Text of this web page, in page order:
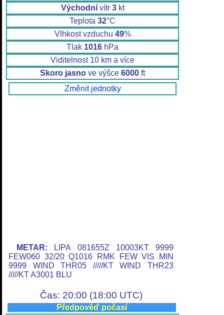
Východnívítr 3kt
Teplota 32°C
Vlhkost vzduchu 49%
Tlak 1016 hPa
Viditelnost 10 km a více
Skoro jasno ve výšce 6000 ft
Změnit jednotky
METAR: LIPA 081655Z 10003KT 9999
FEW060 32/20 Q1016 RMK FEW VIS MIN
9999 WIND THR05 /////KT WIND THR23
/////KT A3001 BLU
Čas: 20:00 (18:00 UTC)
Předpověď počasí